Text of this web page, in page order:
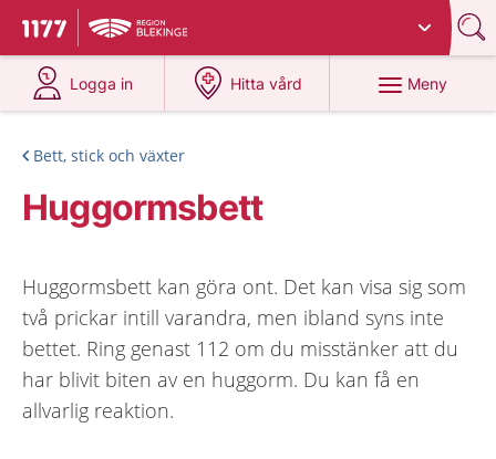
Till startsidan för 1177
Du har valt region
Logga in
på 1177.se
Hitta vård
på 1177.se
Meny
Bett, stick och växter
Huggormsbett
Huggormsbett kan göra ont. Det kan visa sig som
två prickar intill varandra, men ibland syns inte
bettet. Ring genast 112 om du misstänker att du
har blivit biten av en huggorm. Du kan få en
allvarlig reaktion.